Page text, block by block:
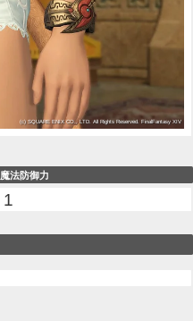
魔法防御力
1